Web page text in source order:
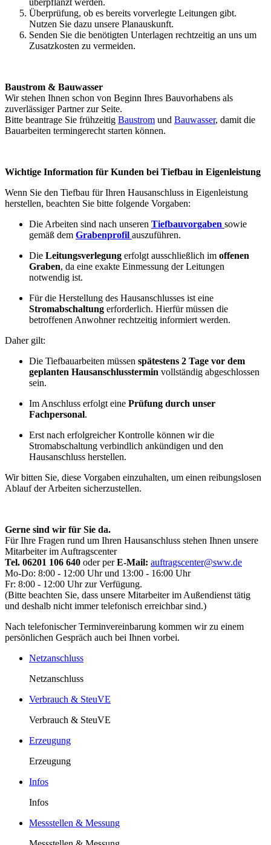
Überprüfung, ob es bereits vorverlegte Leitungen gibt.
Nutzen Sie dazu unsere Planauskunft.
Senden Sie die benötigten Unterlagen rechtzeitig an uns um
Zusatzkosten zu vermeiden.
Baustrom & Bauwasser
Wir stehen Ihnen schon von Beginn Ihres Bauvorhabens als
zuverlässiger Partner zur Seite.
Bitte beantrage Sie frühzeitig Baustrom und Bauwasser, damit die
Bauarbeiten termingerecht starten können.
Wichtige Information für Kunden bei Tiefbau in Eigenleistung
Wenn Sie den Tiefbau für Ihren Hausanschluss in Eigenleistung
herstellen, beachten Sie bitte folgende Vorgaben:
Die Arbeiten sind nach unseren Tiefbauvorgaben sowie
gemäß dem Grabenprofil auszuführen.
Die Leitungsverlegung erfolgt ausschließlich im offenen
Graben, da eine exakte Einmessung der Leitungen
notwendig ist.
Für die Herstellung des Hausanschlusses ist eine
Stromabschaltung erforderlich. Hierfür müssen die
betroffenen Anwohner rechtzeitig informiert werden.
Daher gilt:
Die Tiefbauarbeiten müssen spätestens 2 Tage vor dem
geplanten Hausanschlusstermin vollständig abgeschlossen
sein.
Im Anschluss erfolgt eine Prüfung durch unser
Fachpersonal.
Erst nach erfolgreicher Kontrolle können wir die
Stromabschaltung verbindlich ankündigen und den
Hausanschluss herstellen.
Wir bitten Sie, diese Vorgaben einzuhalten, um einen reibungslosen
Ablauf der Arbeiten sicherzustellen.
Gerne sind wir für Sie da.
Für Ihre Fragen rund um Ihren Hausanschluss stehen Ihnen unsere
Mitarbeiter im Auftragscenter
Tel. 06201 106 640 oder perE-Mail: auftragscenter@sww.de
Mo-Do: 8:00 - 12:00 Uhr und 13:00 - 16:00 Uhr
Fr: 8:00 - 12:00 Uhr zur Verfügung.
(Bitte beachten Sie, dass unsere Mitarbeiter im Außendienst tätig
und deshalb nicht immer telefonisch erreichbar sind.)
Nach telefonischer Terminvereinbarung kommen wir zu einem
persönlichen Gespräch auch bei Ihnen vorbei.
Netzanschluss
Netzanschluss
Verbrauch & SteuVE
Verbrauch & SteuVE
Erzeugung
Erzeugung
Infos
Infos
Messstellen & Messung